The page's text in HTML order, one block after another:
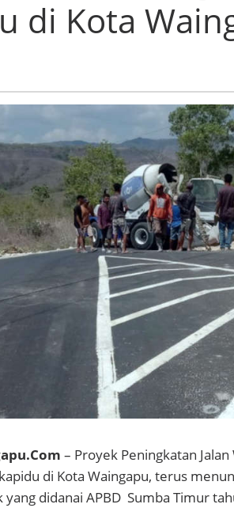
di Kota
– Proyek Peningkatan Jalan
di Kota Waingapu, terus
yang didanai APBD Sumba Timur